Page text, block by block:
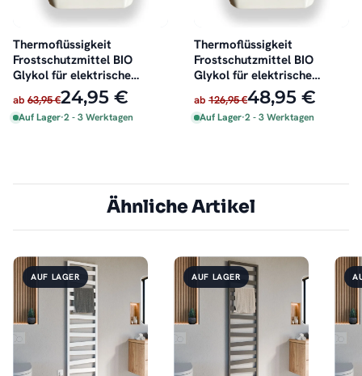
Thermoflüssigkeit
Frostschutzmittel BIO
Glykol für elektrische
Badheizkörper 2 Liter
ab 63,95 €24,95 €
Auf Lager·2 - 3 Werktagen
Thermoflüssigkeit
Frostschutzmittel BIO
Glykol für elektrische
Badheizkörper 4 Liter
ab 126,95 €48,95 €
Auf Lager·2 - 3 Werktagen
Ähnliche Artikel
AUF LAGER AUF LAGER